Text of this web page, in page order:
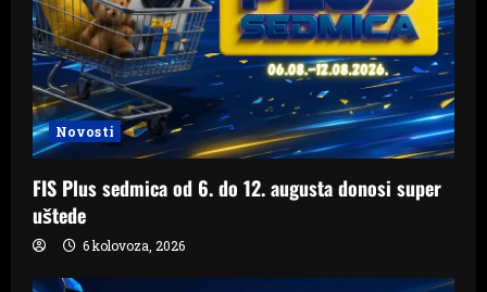
Novosti
FIS Plus sedmica od 6. do 12. augusta donosi super
uštede
6 kolovoza, 2026